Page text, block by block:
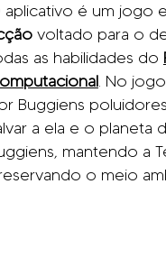
aplicativo é um jogo
voltado para o
as habilidades do
. No
Buggiens
a ela e o planeta
mantendo a
o meio